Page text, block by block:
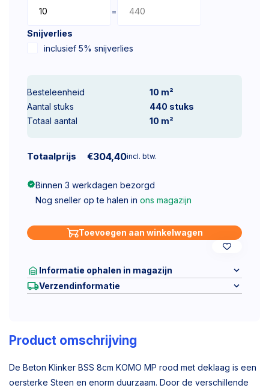
=
Snijverlies
inclusief 5% snijverlies
Besteleenheid
10 m²
Aantal stuks
440 stuks
Totaal aantal
10 m²
Totaalprijs €304,40incl. btw.
Binnen 3 werkdagen bezorgd
Nog sneller op te halen in ons magazijn
Toevoegen aan winkelwagen
Informatie ophalen in magazijn
Verzendinformatie
Product omschrijving
De Beton Klinker BSS 8cm KOMO MP rood met deklaag is een
oersterke Steen en enorm duurzaam. Door de verschillende